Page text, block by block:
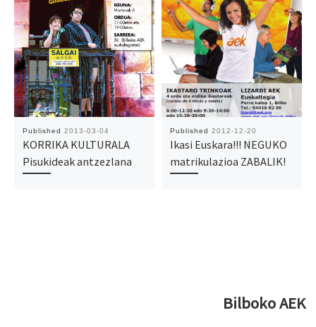
Published 2013-03-04
KORRIKA KULTURALA
Pisukideak antzezlana
Published 2012-12-20
Ikasi Euskara!!! NEGUKO
matrikulazioa ZABALIK!
Bilboko AEK